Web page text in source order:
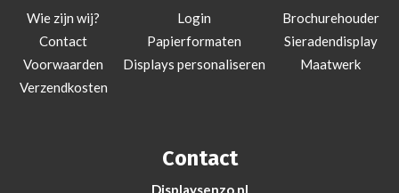
Wie zijn wij?
Contact
Voorwaarden
Verzendkosten
Login
Papierformaten
Displays personaliseren
Brochurehouder
Sieradendisplay
Maatwerk
Contact